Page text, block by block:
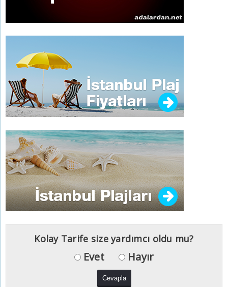
Kolay Tarife size yardımcı oldu mu?
Evet Hayır